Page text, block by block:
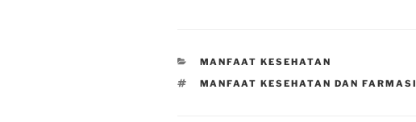
CATEGORIES
MANFAAT KESEHATAN
TAGS
MANFAAT KESEHATAN DAN FARMASI